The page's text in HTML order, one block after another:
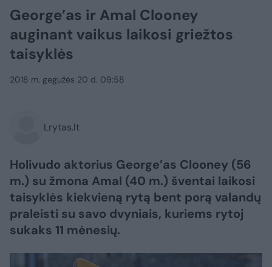
George’as ir Amal Clooney
auginant vaikus laikosi griežtos
taisyklės
2018 m. gegužės 20 d. 09:58
Lrytas.lt
Holivudo aktorius George’as Clooney (56
m.) su žmona Amal (40 m.) šventai laikosi
taisyklės kiekvieną rytą bent porą valandų
praleisti su savo dvyniais, kuriems rytoj
sukaks 11 mėnesių.